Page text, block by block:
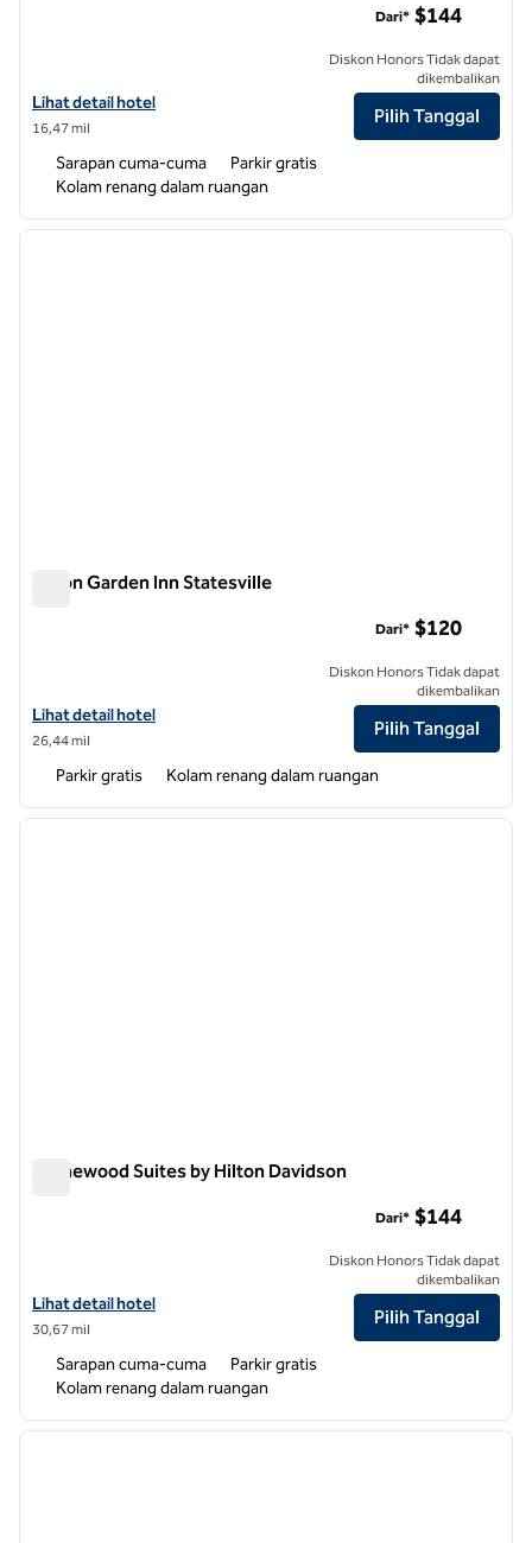
Lihat detail hotel untuk Hampton Inn & Suites Lenoir
Lihat detail hotel
16,47 mil
Dari* $144
Diskon Honors Tidak dapat
dikembalikan
Pilih Tanggal
Sarapan cuma-cuma
Parkir gratis
Kolam renang dalam ruangan
1 dari 12
Hilton Garden Inn Statesville
Lihat detail hotel untuk Hilton Garden Inn Statesville
Lihat detail hotel
26,44 mil
Dari* $120
Diskon Honors Tidak dapat
dikembalikan
Pilih Tanggal
Parkir gratis Kolam renang dalam ruangan
1 dari 12
Homewood Suites by Hilton Davidson
Lihat detail hotel untuk Homewood Suites by Hilton Davidson
Lihat detail hotel
30,67 mil
Dari* $144
Diskon Honors Tidak dapat
dikembalikan
Pilih Tanggal
Sarapan cuma-cuma
Parkir gratis
Kolam renang dalam ruangan
1 dari 12